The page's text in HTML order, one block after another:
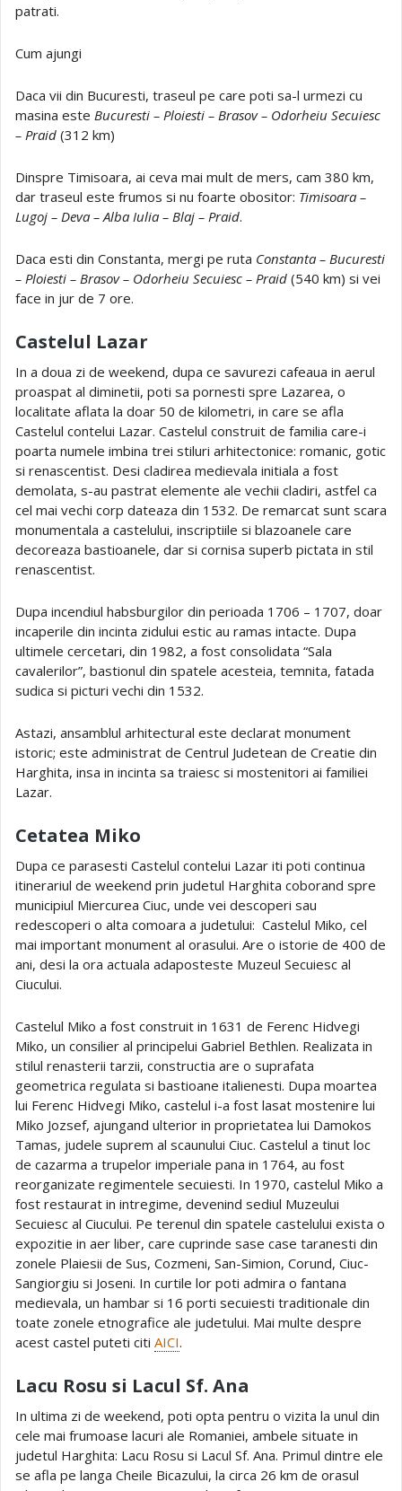
patrati.
Cum ajungi
Daca vii din Bucuresti, traseul pe care poti sa-l urmezi cu
masina este Bucuresti – Ploiesti – Brasov – Odorheiu Secuiesc
– Praid (312 km)
Dinspre Timisoara, ai ceva mai mult de mers, cam 380 km,
dar traseul este frumos si nu foarte obositor: Timisoara –
Lugoj – Deva – Alba Iulia – Blaj – Praid.
Daca esti din Constanta, mergi pe ruta Constanta – Bucuresti
– Ploiesti – Brasov – Odorheiu Secuiesc – Praid (540 km) si vei
face in jur de 7 ore.
Castelul Lazar
In a doua zi de weekend, dupa ce savurezi cafeaua in aerul
proaspat al diminetii, poti sa pornesti spre Lazarea, o
localitate aflata la doar 50 de kilometri, in care se afla
Castelul contelui Lazar. Castelul construit de familia care-i
poarta numele imbina trei stiluri arhitectonice: romanic, gotic
si renascentist. Desi cladirea medievala initiala a fost
demolata, s-au pastrat elemente ale vechii cladiri, astfel ca
cel mai vechi corp dateaza din 1532. De remarcat sunt scara
monumentala a castelului, inscriptiile si blazoanele care
decoreaza bastioanele, dar si cornisa superb pictata in stil
renascentist.
Dupa incendiul habsburgilor din perioada 1706 – 1707, doar
incaperile din incinta zidului estic au ramas intacte. Dupa
ultimele cercetari, din 1982, a fost consolidata “Sala
cavalerilor”, bastionul din spatele acesteia, temnita, fatada
sudica si picturi vechi din 1532.
Astazi, ansamblul arhitectural este declarat monument
istoric; este administrat de Centrul Judetean de Creatie din
Harghita, insa in incinta sa traiesc si mostenitori ai familiei
Lazar.
Cetatea Miko
Dupa ce parasesti Castelul contelui Lazar iti poti continua
itinerariul de weekend prin judetul Harghita coborand spre
municipiul Miercurea Ciuc, unde vei descoperi sau
redescoperi o alta comoara a judetului: Castelul Miko, cel
mai important monument al orasului. Are o istorie de 400 de
ani, desi la ora actuala adaposteste Muzeul Secuiesc al
Ciucului.
Castelul Miko a fost construit in 1631 de Ferenc Hidvegi
Miko, un consilier al principelui Gabriel Bethlen. Realizata in
stilul renasterii tarzii, constructia are o suprafata
geometrica regulata si bastioane italienesti. Dupa moartea
lui Ferenc Hidvegi Miko, castelul i-a fost lasat mostenire lui
Miko Jozsef, ajungand ulterior in proprietatea lui Damokos
Tamas, judele suprem al scaunului Ciuc. Castelul a tinut loc
de cazarma a trupelor imperiale pana in 1764, au fost
reorganizate regimentele secuiesti. In 1970, castelul Miko a
fost restaurat in intregime, devenind sediul Muzeului
Secuiesc al Ciucului. Pe terenul din spatele castelului exista o
expozitie in aer liber, care cuprinde sase case taranesti din
zonele Plaiesii de Sus, Cozmeni, San-Simion, Corund, Ciuc-
Sangiorgiu si Joseni. In curtile lor poti admira o fantana
medievala, un hambar si 16 porti secuiesti traditionale din
toate zonele etnografice ale judetului. Mai multe despre
acest castel puteti citi AICI.
Lacu Rosu si Lacul Sf. Ana
In ultima zi de weekend, poti opta pentru o vizita la unul din
cele mai frumoase lacuri ale Romaniei, ambele situate in
judetul Harghita: Lacu Rosu si Lacul Sf. Ana. Primul dintre ele
se afla pe langa Cheile Bicazului, la circa 26 km de orasul